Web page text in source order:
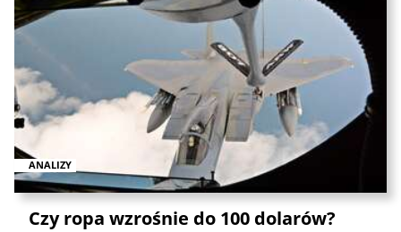
ANALIZY
Czy ropa wzrośnie do 100 dolarów?